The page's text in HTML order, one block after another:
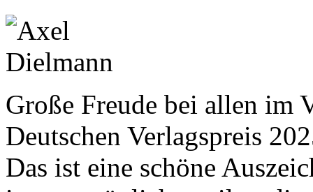
Große Freude bei allen im
Deutschen Verlagspreis
Das ist eine schöne